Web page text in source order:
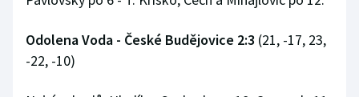
Odolena Voda - České Budějovice 2:3 (21, -17, 23,
-22, -10)